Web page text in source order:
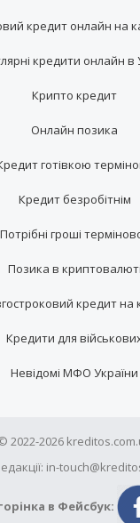
кредит онлайн на
кредити онлайн в
Крипто кредит
Онлайн позика
готівкою
Кредит безробітнім
Потрібні гроші
Позика в криптовалюті
кредит на
Кредити для
Невідомі МФО України
2022-2026
in-
в Фейсбук: